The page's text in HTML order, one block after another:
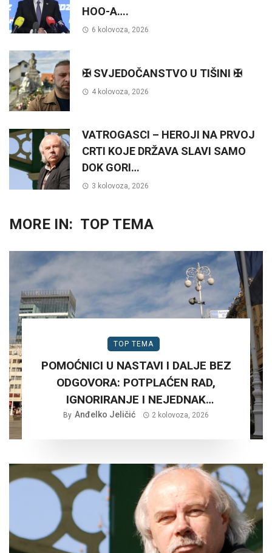
HOO-A….
6 kolovoza, 2026
✠ SVJEDOČANSTVO U TIŠINI ✠
4 kolovoza, 2026
VATROGASCI – HEROJI NA PRVOJ
CRTI KOJE DRŽAVA SLAVI SAMO
DOK GORI…
3 kolovoza, 2026
MORE IN: TOP TEMA
TOP TEMA
POMOĆNICI U NASTAVI I DALJE BEZ
ODGOVORA: POTPLAĆEN RAD,
IGNORIRANJE I NEJEDNAK
TRETMAN…
By Anđelko Jeličić 2 kolovoza, 2026